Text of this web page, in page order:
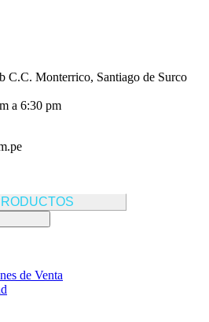
C.C. Monterrico, Santiago de Surco
a 6:30 pm
de Venta